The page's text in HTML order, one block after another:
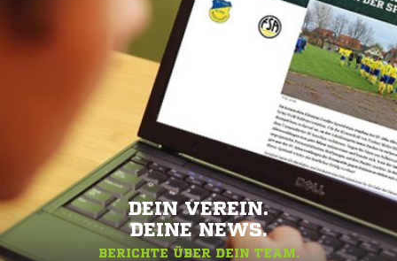
DEIN VEREIN.
DEINE NEWS.
BERICHTE ÜBER DEIN TEAM.